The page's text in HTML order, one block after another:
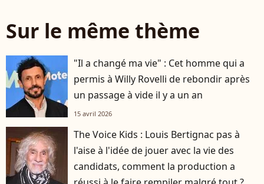
Sur le même thème
"Il a changé ma vie" : Cet homme qui a
permis à Willy Rovelli de rebondir après
un passage à vide il y a un an
15 avril 2026
The Voice Kids : Louis Bertignac pas à
l'aise à l'idée de jouer avec la vie des
candidats, comment la production a